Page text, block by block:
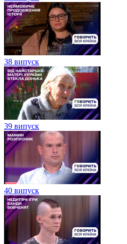
38 випуск
39 випуск
40 випуск